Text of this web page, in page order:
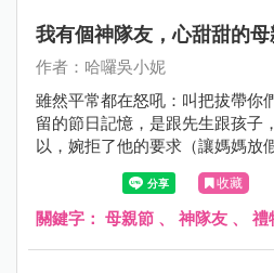
我有個神隊友，心甜甜的
作者：哈囉吳小妮
雖然平常都在怒吼：叫把拔帶你
留的節日記憶，是跟先生跟孩子
以，婉拒了他的要求（讓媽媽放
收藏
關鍵字： 母親節 、 神隊友 、 禮